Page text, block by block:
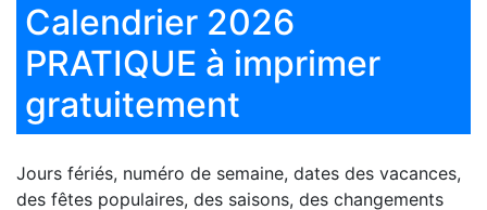
Calendrier 2026
PRATIQUE à imprimer
gratuitement
Jours fériés, numéro de semaine, dates des vacances,
des fêtes populaires, des saisons, des changements